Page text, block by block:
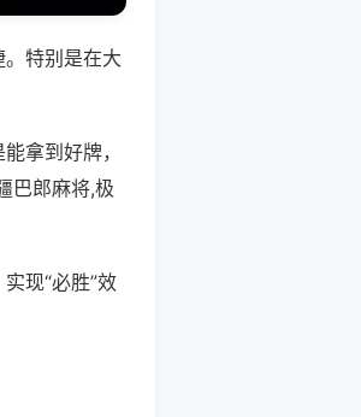
特别是在大
拿到好牌，
巴郎麻将,极
现“必胜”效